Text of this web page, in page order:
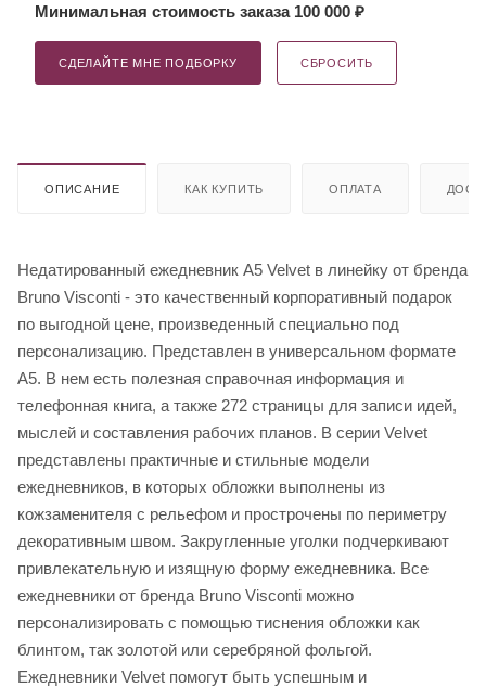
Минимальная стоимость заказа 100 000 ₽
СДЕЛАЙТЕ МНЕ ПОДБОРКУ СБРОСИТЬ
ОПИСАНИЕ КАК КУПИТЬ ОПЛАТА
Недатированный ежедневник A5 Velvet в линейку от бренда
Bruno Visconti - это качественный корпоративный подарок
по выгодной цене, произведенный специально под
персонализацию. Представлен в универсальном формате
А5. В нем есть полезная справочная информация и
телефонная книга, а также 272 страницы для записи идей,
мыслей и составления рабочих планов. В серии Velvet
представлены практичные и стильные модели
ежедневников, в которых обложки выполнены из
кожзаменителя с рельефом и прострочены по периметру
декоративным швом. Закругленные уголки подчеркивают
привлекательную и изящную форму ежедневника. Все
ежедневники от бренда Bruno Visconti можно
персонализировать с помощью тиснения обложки как
блинтом, так золотой или серебряной фольгой.
Ежедневники Velvet помогут быть успешным и